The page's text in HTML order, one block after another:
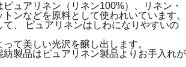
ュアリネン（リネン100%）、リネン・
ンなどを原料として使われいています。
て、 ピュアリネンはしわになりやすいの
て美しい光沢を醸し出します。
紡製品はピュアリネン製品よりお手入れが